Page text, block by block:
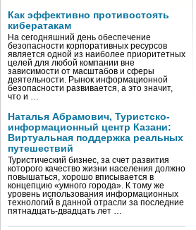
Как эффективно противостоять
кибератакам
На сегодняшний день обеспечение
безопасности корпоративных ресурсов
является одной из наиболее приоритетных
целей для любой компании вне
зависимости от масштабов и сферы
деятельности. Рынок информационной
безопасности развивается, а это значит,
что и …
Наталья Абрамович, Туристско-
информационный центр Казани:
Виртуальная поддержка реальных
путешествий
Туристический бизнес, за счет развития
которого качество жизни населения должно
повышаться, хорошо вписывается в
концепцию «умного города». К тому же
уровень использования информационных
технологий в данной отрасли за последние
пятнадцать-двадцать лет …